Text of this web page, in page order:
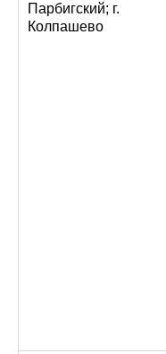
Парбигский; г.
Колпашево